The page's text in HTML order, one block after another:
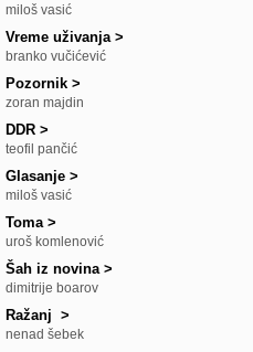
miloš vasić
Vreme uživanja>
branko vučićević
Pozornik >
zoran majdin
DDR >
teofil pančić
Glasanje >
miloš vasić
Toma>
uroš komlenović
Šah iz novina>
dimitrije boarov
Ražanj >
nenad šebek